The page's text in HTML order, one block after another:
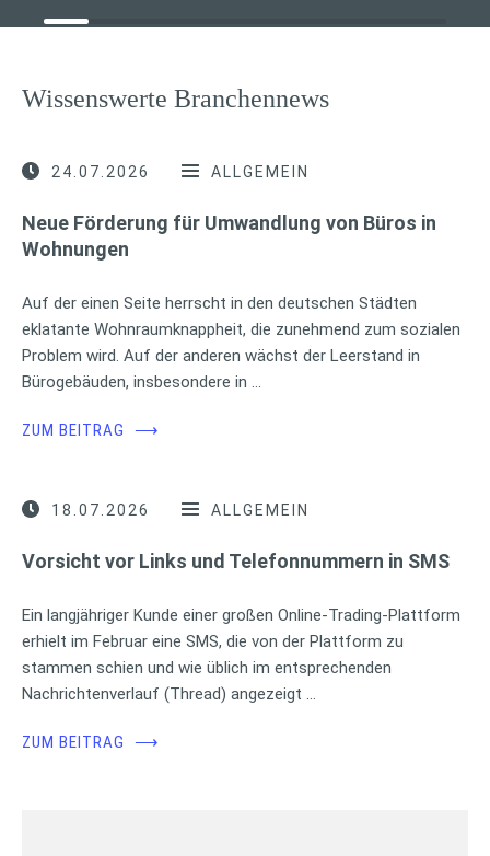
Wissenswerte Branchennews
24.07.2026 ALLGEMEIN
Neue Förderung für Umwandlung von Büros in
Wohnungen
Auf der einen Seite herrscht in den deutschen Städten
eklatante Wohnraumknappheit, die zunehmend zum sozialen
Problem wird. Auf der anderen wächst der Leerstand in
Bürogebäuden, insbesondere in …
ZUM BEITRAG ⟶
18.07.2026 ALLGEMEIN
Vorsicht vor Links und Telefonnummern in SMS
Ein langjähriger Kunde einer großen Online-Trading-Plattform
erhielt im Februar eine SMS, die von der Plattform zu
stammen schien und wie üblich im entsprechenden
Nachrichtenverlauf (Thread) angezeigt …
ZUM BEITRAG ⟶